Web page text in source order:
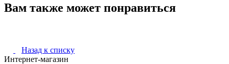
Вам также может понравиться
Назад к списку
Интернет-магазин